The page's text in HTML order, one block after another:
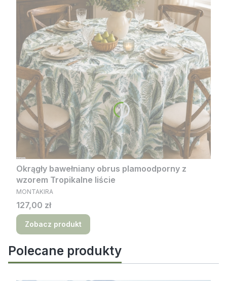
Okrągły bawełniany obrus plamoodporny z
wzorem Tropikalne liście
PRODUCENT
MONTAKIRA
Cena
127,00 zł
Zobacz produkt
Polecane produkty